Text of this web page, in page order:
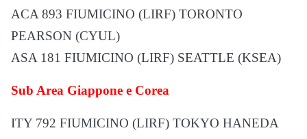
ACA 893 FIUMICINO (LIRF) TORONTO
PEARSON (CYUL)
ASA 181 FIUMICINO (LIRF) SEATTLE (KSEA)
Sub Area Giappone e Corea
ITY 792 FIUMICINO (LIRF) TOKYO HANEDA